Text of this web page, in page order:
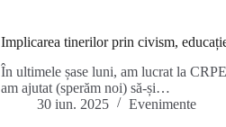
Implicarea tinerilor prin civism,
În ultimele șase luni, am lucrat la
am ajutat (sperăm noi) să-și…
30 iun. 2025
Evenimente